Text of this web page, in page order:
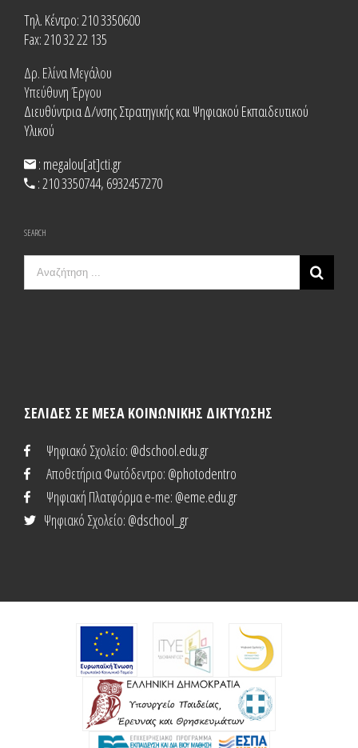
Τηλ. Κέντρο: 210 3350600
Fax: 210 32 22 135
Δρ. Ελίνα Μεγάλου
Υπεύθυνη Έργου
Διευθύντρια Δ/νσης Στρατηγικής και Ψηφιακού Εκπαιδευτικού
Υλικού
: megalou[at]cti.gr
: 210 3350744, 6932457270
SEARCH
Search
ΣΕΛΙΔΕΣ ΣΕ ΜΕΣΑ ΚΟΙΝΩΝΙΚΗΣ ΔΙΚΤΥΩΣΗΣ
Ψηφιακό Σχολείο: @dschool.edu.gr
Αποθετήρια Φωτόδεντρο: @photodentro
Ψηφιακή Πλατφόρμα e-me: @eme.edu.gr
Ψηφιακό Σχολείο: @dschool_gr